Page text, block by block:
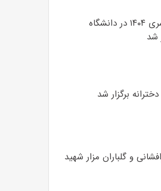
کنکور سراسری ۱۴۰۴ در دانشگاه
شد
برگزار شد
و گلباران مزار شهید